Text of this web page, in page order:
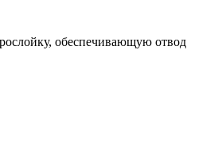
обеспечивающую отвод